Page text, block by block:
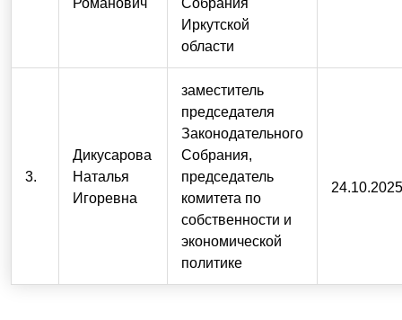
Иркутской
области
3.
Дикусарова
Наталья
Игоревна
заместитель
председателя
Законодательного
Собрания,
председатель
комитета по
собственности и
экономической
политике
24.10.2025